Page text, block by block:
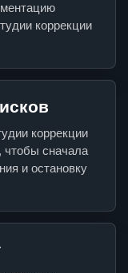
коррекции
коррекции
чтобы сначала
и остановку